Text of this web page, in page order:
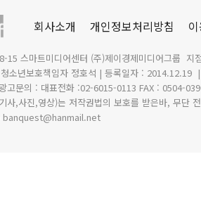
회사소개 개인정보처리방침
15 스마트미디어센터 (주)제이경제미디어그룹 지
소년보호책임자 정호석 | 등록일자 : 2014.12.19
고문의 : 대표전화 :02-6015-0113 FAX : 0504-
사,사진,영상)는 저작권법의 보호를 받은바, 무단
@hanmail.net